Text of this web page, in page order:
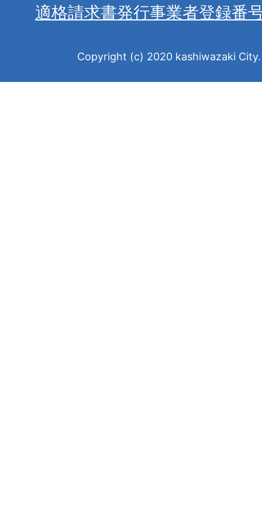
適格請求書発行事業者登録番
Copyright (c) 2020 kashiwazaki